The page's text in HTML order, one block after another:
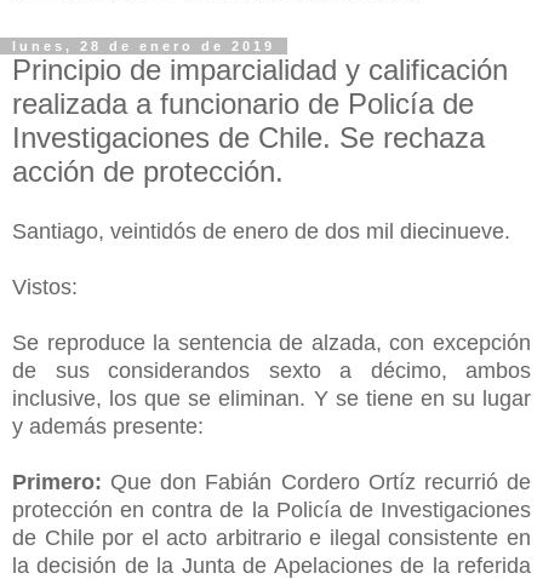
lunes, 28 de enero de 2019
Principio de imparcialidad y calificación
realizada a funcionario de Policía de
Investigaciones de Chile. Se rechaza
acción de protección.
Santiago, veintidós de enero de dos mil diecinueve.
Vistos:
Se reproduce la sentencia de alzada, con excepción
de sus considerandos sexto a décimo, ambos
inclusive, los que se eliminan. Y se tiene en su lugar
y además presente:
Primero: Que don Fabián Cordero Ortíz recurrió de
protección en contra de la Policía de Investigaciones
de Chile por el acto arbitrario e ilegal consistente en
la decisión de la Junta de Apelaciones de la referida